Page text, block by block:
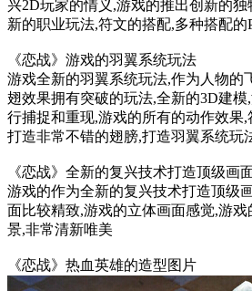
兴2D玩家的情义,游戏的推出创新的
新的职业玩法,符文的搭配,多种搭配的
《恋战》游戏的羽翼系统玩法
游戏全新的羽翼系统玩法,作为人物的
翅效果拥有突破的玩法,全新的3D建
行捕捉和重现,游戏的所有的动作效果
打造非常不错的翅膀,打造羽翼系统玩
《恋战》全新的复兴技术打造顶级画
游戏的作为全新的复兴技术打造顶级
面比较精致,游戏的立体画面感觉,游
景,非常清新唯美
《恋战》热血英雄的造型图片